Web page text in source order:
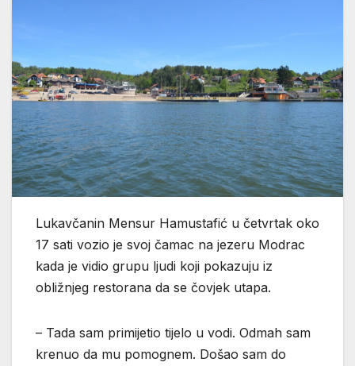
Lukavčanin Mensur Hamustafić u četvrtak oko
17 sati vozio je svoj čamac na jezeru Modrac
kada je vidio grupu ljudi koji pokazuju iz
obližnjeg restorana da se čovjek utapa.
– Tada sam primijetio tijelo u vodi. Odmah sam
krenuo da mu pomognem. Došao sam do